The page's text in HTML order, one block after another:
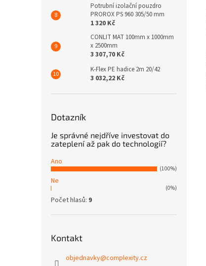
Potrubní izolační pouzdro
PROROX PS 960 305/50 mm
1 320 Kč
CONLIT MAT 100mm x 1000mm
x 2500mm
3 307,70 Kč
K-Flex PE hadice 2m 20/42
3 032,22 Kč
Dotazník
Je správné nejdříve investovat do
zateplení až pak do technologií?
Ano
(100%)
Ne
(0%)
Počet hlasů: 9
Kontakt
objednavky@complexity.cz